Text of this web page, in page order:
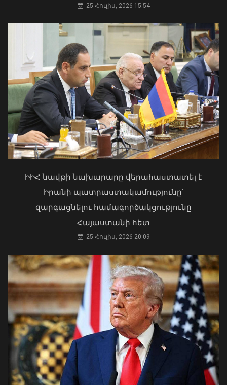
Գազամատակարարման պլանային
դադարեցումներ Վանաձոր և Մասիս
քաղաքների մի շարք հասցեներում,
Կուրթան բնակավայրում
08 Օգոստոս, 2026 11:54
Մկրտության արարողությունից հետո
Արտաշատում 14 մարդ թունավորման
ախտանիշներով դիմել է ԲԿ. ՀՎԿԱԿ
02 Օգոստոս, 2026 15:06
«Ուժեղ Հայաստան»-ը դեմ է
քվեարկելու ԱԺ նախագահի
պաշտոնում Ռուբեն Ռուբինյանի
թեկնածությանը
03 Օգոստոս, 2026 13:13
25 Հուլիս, 2026 15:54
ԻԻՀ նավթի նախարարը վերահաստատել է
Իրանի պատրաստակամությունը՝
զարգացնելու համագործակցությունը
Հայաստանի հետ
25 Հուլիս, 2026 20:09